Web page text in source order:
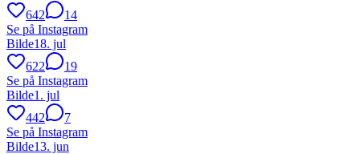
642
14
Se på Instagram
Bilde18. jul
622
19
Se på Instagram
Bilde1. jul
442
7
Se på Instagram
Bilde13. jun